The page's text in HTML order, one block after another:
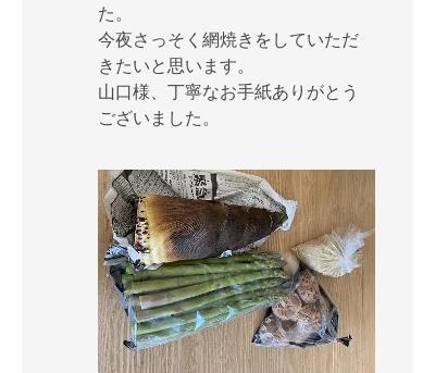
た。
今夜さっそく網焼きをしていただ
きたいと思います。
山口様、丁寧なお手紙ありがとう
ございました。